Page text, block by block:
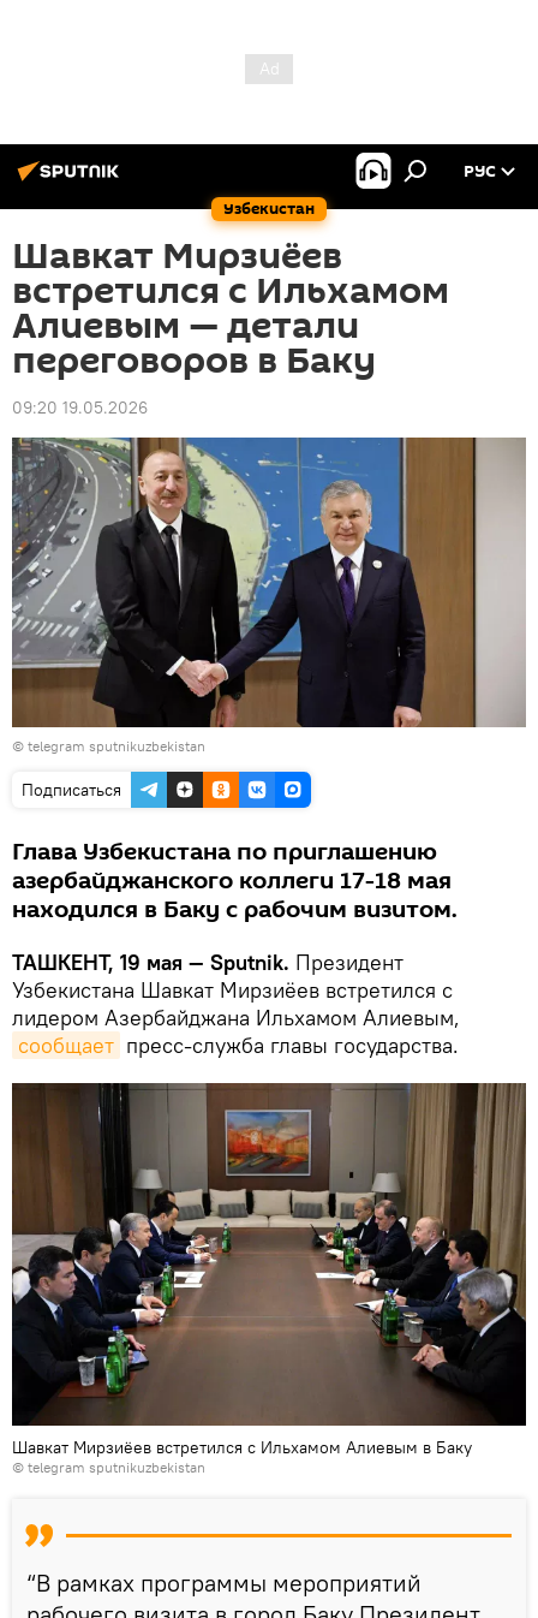
Узбекистан
РУС
Шавкат Мирзиёев
встретился с Ильхамом
Алиевым — детали
переговоров в Баку
09:20 19.05.2026
© telegram sputnikuzbekistan
Подписаться
Глава Узбекистана по приглашению
азербайджанского коллеги 17-18 мая
находился в Баку с рабочим визитом.
ТАШКЕНТ, 19 мая — Sputnik. Президент
Узбекистана Шавкат Мирзиёев встретился с
лидером Азербайджана Ильхамом Алиевым,
сообщает пресс-служба главы государства.
Шавкат Мирзиёев встретился с Ильхамом Алиевым в Баку
© telegram sputnikuzbekistan
“В рамках программы мероприятий